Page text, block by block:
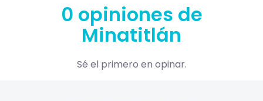
0 opiniones de
Minatitlán
Sé el primero en opinar.